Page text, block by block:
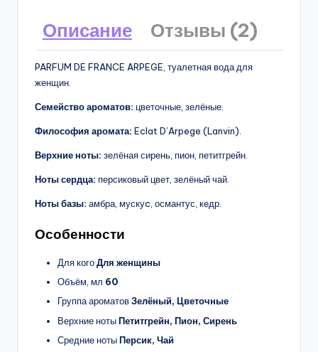
Описание Отзывы (2)
PARFUM DE FRANCE ARPEGE, туалетная вода для
женщин.
Семейство ароматов: цветочные, зелёные.
Философия аромата: Eclat D’Arpege (Lanvin).
Верхние ноты: зелёная сирень, пион, петитгрейн.
Ноты сердца: персиковый цвет, зелёный чай.
Ноты базы: амбра, мускуc, османтус, кедр.
Особенности
Для когоДля женщины
Объём, мл 60
Группа ароматовЗелёный, Цветочные
Верхние нотыПетитгрейн, Пион, Сирень
Средние нотыПерсик, Чай